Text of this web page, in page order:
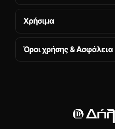
Χρήσιμα
Όροι χρήσης & Ασφάλεια